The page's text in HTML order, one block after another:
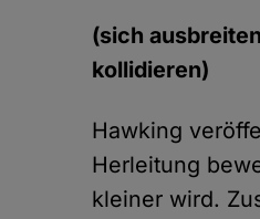
(sich
kollidieren)
Hawking
Herleitung
kleiner wird.